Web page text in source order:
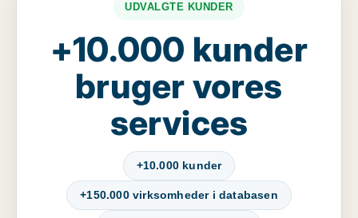
UDVALGTE KUNDER
+10.000 kunder
bruger vores
services
+10.000 kunder
+150.000 virksomheder i databasen